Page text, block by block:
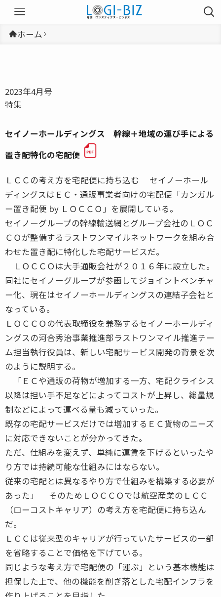
ホーム
2023年4月号
特集
セイノーホールディングス 幹線＋地域の運び手による
置き配特化の宅配便
ＬＣＣの考え方を宅配便に持ち込む セイノーホール
ディングスはＥＣ・通販事業者向けの宅配便「カンガル
ー置き配便 by ＬＯＣＣＯ」を展開している。
セイノーグループの幹線輸送網とグループ会社のＬＯＣ
ＣＯが整備するラストワンマイルネットワークを組み合
わせた置き配に特化した宅配サービスだ。
ＬＯＣＣＯは大手通販会社が２０１６年に設立した。
同社にセイノーグループが参画してジョイントベンチャ
ー化、現在はセイノーホールディングスの連結子会社と
なっている。
ＬＯＣＣＯの代表取締役を兼務するセイノーホールディ
ングスの河合秀治事業推進部ラストワンマイル推進チー
ム担当執行役員は、新しい宅配サービス開発の背景を次
のように説明する。
「ＥＣや通販の荷物が増加する一方、宅配クライシス
以降は担い手不足などによってコストが上昇し、総量規
制などによって運べる量も減っていった。
既存の宅配サービスだけでは増加するＥＣ貨物のニーズ
に対応できないことが分かってきた。
ただ、仕組みを変えず、単純に運賃を下げるといったや
り方では持続可能な仕組みにはならない。
従来の宅配とは異なるやり方で仕組みを構築する必要が
あった」 そのためＬＯＣＣＯでは航空産業のＬＣＣ
（ローコストキャリア）の考え方を宅配便に持ち込ん
だ。
ＬＣＣは従来型のキャリアが行っていたサービスの一部
を省略することで価格を下げている。
同じような考え方で宅配便の「運ぶ」という基本機能は
担保した上で、他の機能を削ぎ落とした宅配インフラを